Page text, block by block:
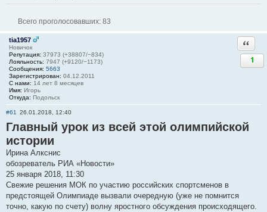
Всего проголосовавших: 83
tia1957
Новичок
Репутация: 37973 (+38807/−834)
Лояльность: 7947 (+9120/−1173)
Сообщения: 5663
Зарегистрирован: 04.12.2011
С нами: 14 лет 8 месяцев
Имя: Игорь
Откуда: Подольск
1
#61 26.01.2018, 12:40
Главный урок из всей этой олимпийской
истории
Ирина Алкснис
обозреватель РИА «Новости»
25 января 2018, 11:30
Свежие решения МОК по участию российских спортсменов в
предстоящей Олимпиаде вызвали очередную (уже не помнится
точно, какую по счету) волну яростного обсуждения происходящего.